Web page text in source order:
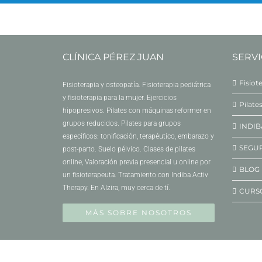
CLÍNICA PÉREZ JUAN
Fisioterapia y osteopatía. Fisioterapia pediátrica
y fisioterapia para la mujer. Ejercicios
hipopresivos. Pilates con máquinas reformer en
grupos reducidos. Pilates para grupos
específicos: tonificación, terapéutico, embarazo y
post-parto. Suelo pélvico. Clases de pilates
online, Valoración previa presencial u online por
un fisioterapeuta. Tratamiento con Indiba Activ
Therapy. En Alzira, muy cerca de tí.
MÁS SOBRE NOSOTROS
BLOG